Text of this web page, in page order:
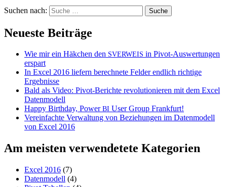
Suchen nach:
Neueste Beiträge
Wie mir ein Häkchen den SVERWEIS in Pivot-Auswertungen
erspart
In Excel 2016 liefern berechnete Felder endlich richtige
Ergebnisse
Bald als Video: Pivot-Berichte revolutionieren mit dem Excel
Datenmodell
Happy Birthday, PowerBI User Group Frankfurt!
Vereinfachte Verwaltung von Beziehungen im Datenmodell
von Excel 2016
Am meisten verwendetete Kategorien
Excel 2016 (7)
Datenmodell (4)